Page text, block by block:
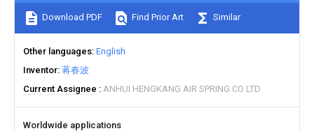
Download PDF Find Prior Art Similar
Other languages English
Inventor 蒋春波
Current Assignee
ANHUI HENGKANG AIR SPRING CO LTD
Worldwide applications